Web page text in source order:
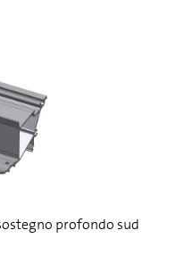
profondo sud